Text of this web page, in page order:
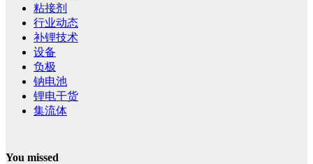
粘接剂
行业动态
补锂技术
设备
负极
钠电池
锂电干货
集流体
You missed